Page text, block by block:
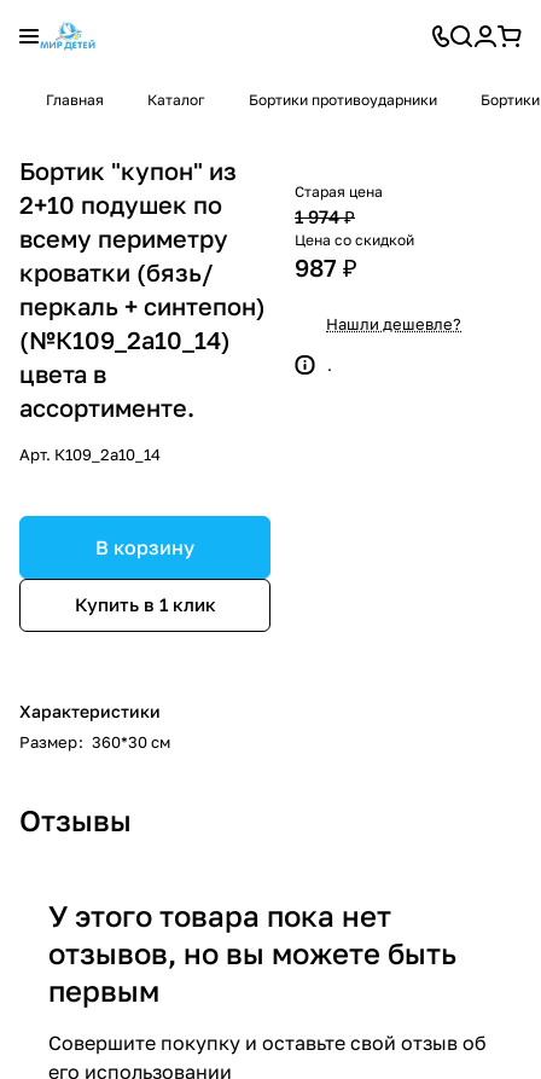
Главная Каталог Бортики противоударники
Бортик "купон" из
2+10 подушек по
всему периметру
кроватки (бязь/
перкаль + синтепон)
(№К109_2а10_14)
цвета в
ассортименте.
Арт. К109_2а10_14
В корзину
Купить в 1 клик
Характеристики
Размер: 360*30 см
Старая цена
1 974 ₽
Цена со скидкой
987 ₽
Нашли дешевле?
.
Отзывы
У этого товара пока нет
отзывов, но вы можете быть
первым
Совершите покупку и оставьте свой отзыв об
его использовании